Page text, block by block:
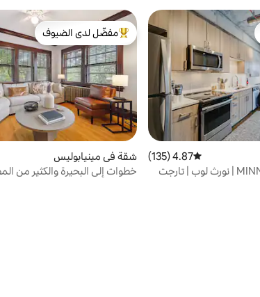
متوسط التقييم 4.87 من 5، 135 مراجعات
4.87 (135)
MINNeSTAY* Sable 507 | نورث لوب | تارجت
من أبرز البيوت المفضّلة لدى
مفضّل لدى الضيوف
شقة في مينيابوليس
خطوات إلى البحيرة والكثير من